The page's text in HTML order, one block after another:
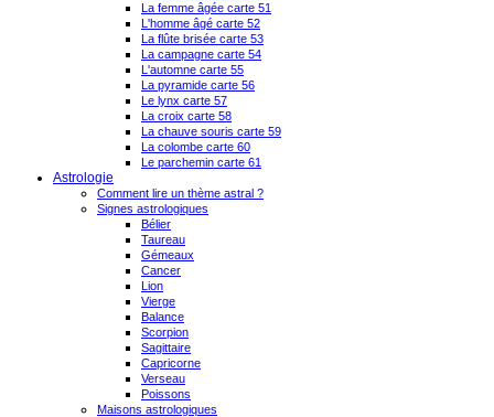
La femme âgée carte 51
L'homme âgé carte 52
La flûte brisée carte 53
La campagne carte 54
L'automne carte 55
La pyramide carte 56
Le lynx carte 57
La croix carte 58
La chauve souris carte 59
La colombe carte 60
Le parchemin carte 61
Astrologie
Comment lire un thème astral ?
Signes astrologiques
Bélier
Taureau
Gémeaux
Cancer
Lion
Vierge
Balance
Scorpion
Sagittaire
Capricorne
Verseau
Poissons
Maisons astrologiques